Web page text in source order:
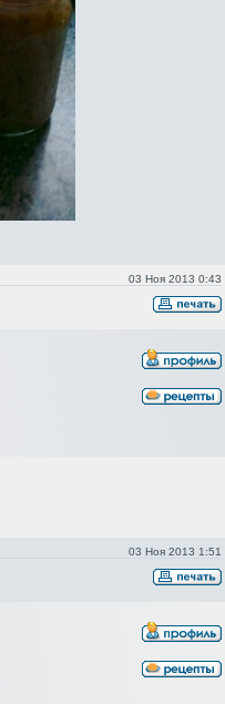
03 Ноя 2013 0:43
03 Ноя 2013 1:51